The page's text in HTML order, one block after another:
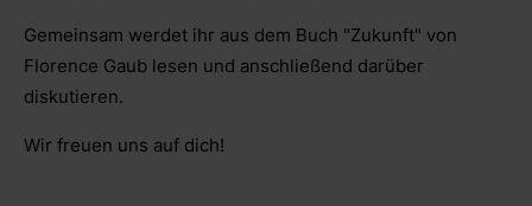
Gemeinsam werdet ihr aus dem Buch "Zukunft" von
Florence Gaub lesen und anschließend darüber
diskutieren.
Wir freuen uns auf dich!